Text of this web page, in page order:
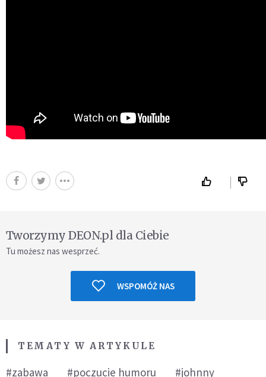
Tworzymy DEON.pl dla Ciebie
Tu możesz nas wesprzeć.
WSPOMÓŻ NAS
TEMATY W ARTYKULE
#zabawa #poczucie humoru
#johnny